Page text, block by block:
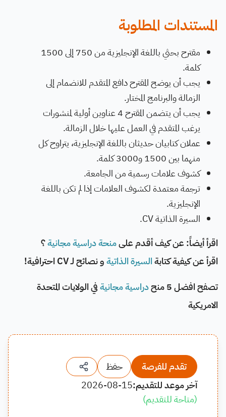
المستندات المطلوبة
مقترح بحثي باللغة الإنجليزية من 750 إلى 1500
كلمة.
يجب أن يوضح المقترح دافع المتقدم للانضمام إلى
الزمالة والبرنامج المختار.
يجب أن يتضمن المقترح 4 عناوين أولية لمنشورات
يرغب المتقدم في العمل عليها خلال الزمالة.
عملان كتابيان حديثان باللغة الإنجليزية، يتراوح كل
منهما بين 1500 و3000 كلمة.
كشوف علامات رسمية من الجامعة.
ترجمة معتمدة لكشوف العلامات إذا لم تكن باللغة
الإنجليزية.
السيرة الذاتية CV.
اقرأ أيضاً: عن كيف أقدم علىمنحة دراسية مجانية؟
اقرأ عن كيفية كتابةالسيرة الذاتيةو نصائح لـ CV احترافية!
تصفح افضل 5 منح
دراسية مجانيةفي الولايات المتحدة
الامريكية
تقدم للفرصة
حفظ
آخر موعد للتقديم:2026-08-15
(متاحة للتقديم)